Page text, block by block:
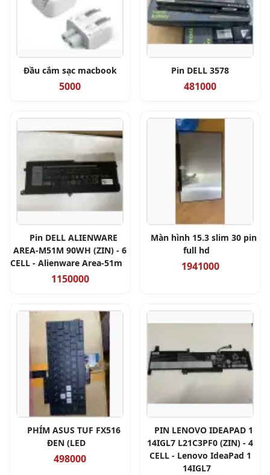
Đầu cắm sạc macbook
5000
Pin DELL 3578
481000
Pin DELL ALIENWARE
AREA-M51M 90WH (ZIN) - 6
CELL - Alienware Area-51m
1150000
Màn hình 15.3 slim 30 pin
full hd
1941000
PHÍM ASUS TUF FX516
ĐEN (LED
498000
PIN LENOVO IDEAPAD 1
14IGL7 L21C3PF0 (ZIN) - 4
CELL - Lenovo IdeaPad 1
14IGL7